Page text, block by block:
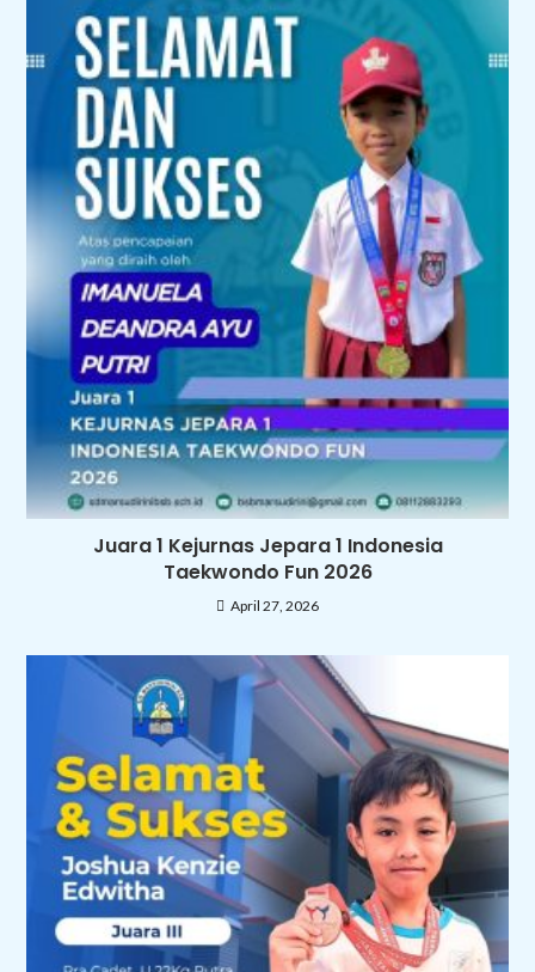
Juara 1 Kejurnas Jepara 1 Indonesia
Taekwondo Fun 2026
April 27, 2026